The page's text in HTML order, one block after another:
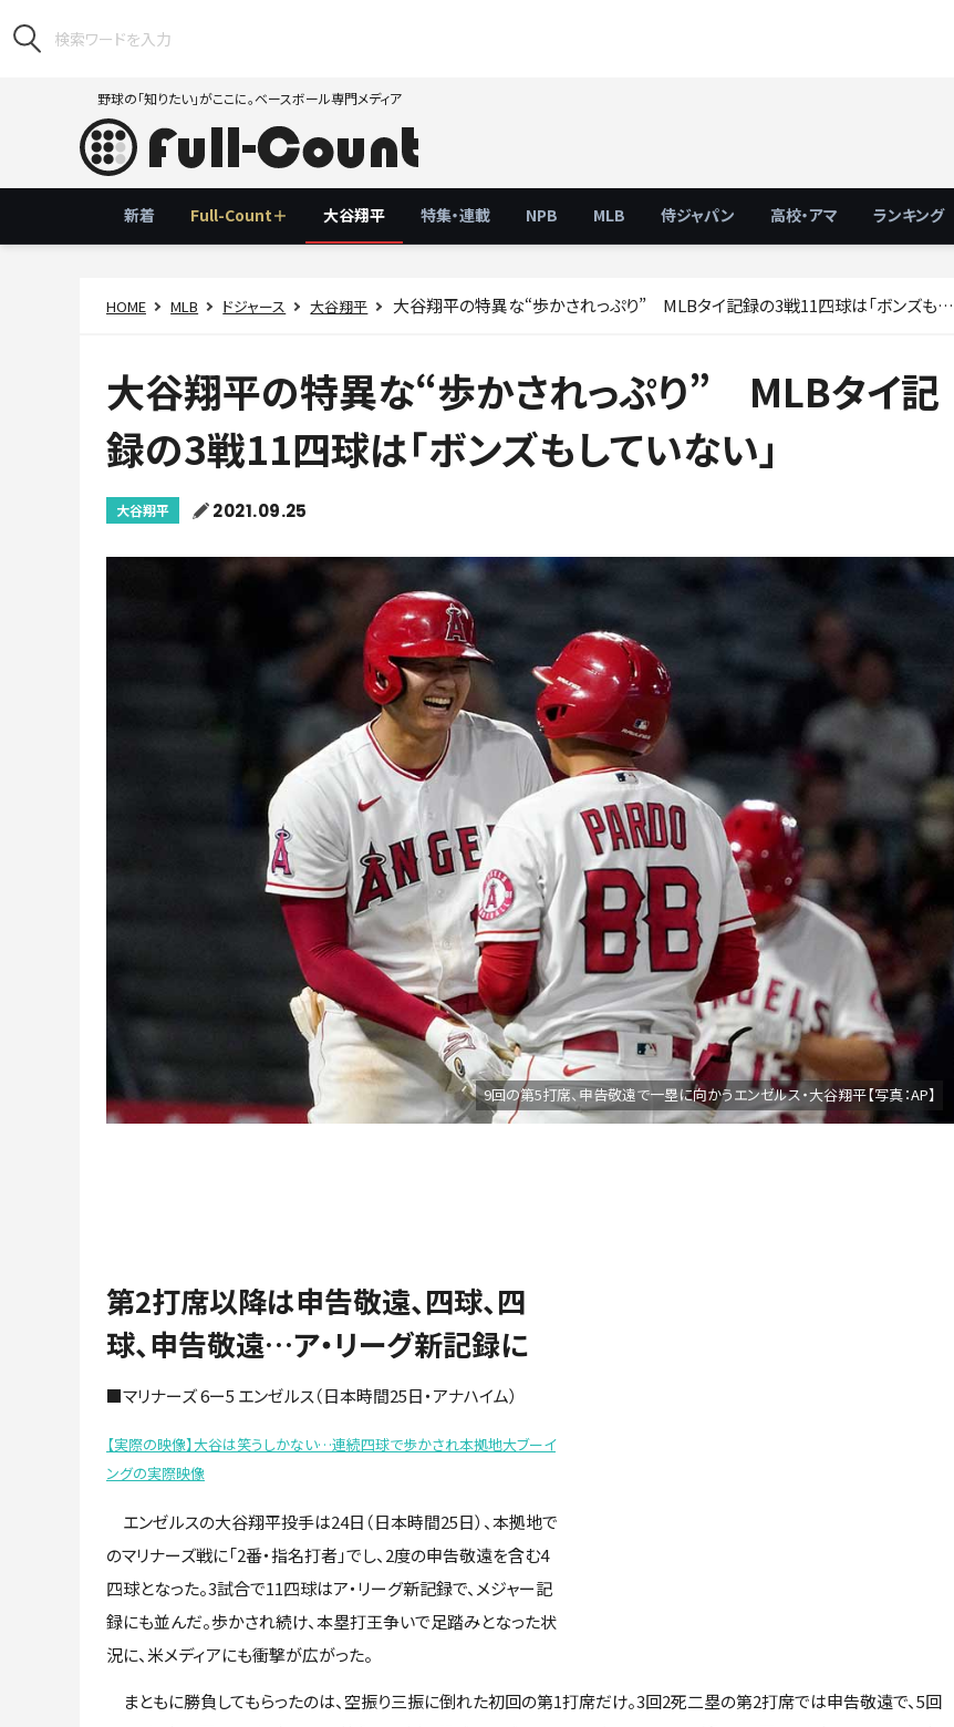
野球の「知りたい」がここに。ベースボール専門メディア
新着 Full-Count＋ 大谷翔平 特集・連載 NPB MLB 侍ジャパン 高校・アマ ランキング
HOME MLB ドジャース 大谷翔平 大谷翔平の特異な“歩かされっぷり” MLBタイ記録の3戦11四球は「ボンズもしていない」
大谷翔平の特異な“歩かされっぷり” MLBタイ記
録の3戦11四球は「ボンズもしていない」
大谷翔平 2021.09.25
9回の第5打席、申告敬遠で一塁に向かうエンゼルス・大谷翔平【写真：AP】
第2打席以降は申告敬遠、四球、四
球、申告敬遠…ア・リーグ新記録に
■マリナーズ 6ー5 エンゼルス（日本時間25日・アナハイム）
【実際の映像】大谷は笑うしかない…連続四球で歩かされ本拠地大ブーイ
ングの実際映像
エンゼルスの大谷翔平投手は24日（日本時間25日）、本拠地で
のマリナーズ戦に「2番・指名打者」でし、2度の申告敬遠を含む4
四球となった。3試合で11四球はア・リーグ新記録で、メジャー記
録にも並んだ。歩かされ続け、本塁打王争いで足踏みとなった状
況に、米メディアにも衝撃が広がった。
まともに勝負してもらったのは、空振り三振に倒れた初回の第1打席だけ。3回2死二塁の第2打席では申告敬遠で、5回